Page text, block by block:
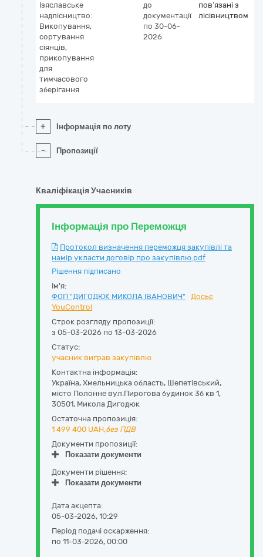
Ізяславське
надлісництво:
Викопування,
сортування
сіянців,
прикопування
для
тимчасового
зберігання
до
документації
по 30-06-
2026
пов’язані з
лісівництвом
+ Інформація по лоту
- Пропозиції
Кваліфікація Учасників
Інформація про Переможця
Протокол визначення переможця закупівлі та
намір укласти договір про закупівлю.pdf
Рішення підписано
Ім'я:
ФОП "ДИГОДЮК МИКОЛА ІВАНОВИЧ"
Досьє
YouControl
Строк розгляду пропозиції:
з 05-03-2026 по 13-03-2026
Статус:
учасник виграв закупівлю
Контактна інформація:
Україна, Хмельницька область, Шепетівський,
місто Полонне вул.Пирогова будинок 3б кв 1,
30501, Микола Дигодюк
Остаточна пропозиція:
1 499 400 UAH,без ПДВ
Документи пропозиції:
Показати документи
Документи рішення:
Показати документи
Дата акцепта:
05-03-2026, 10:29
Період подачі оскарження:
по 11-03-2026, 00:00